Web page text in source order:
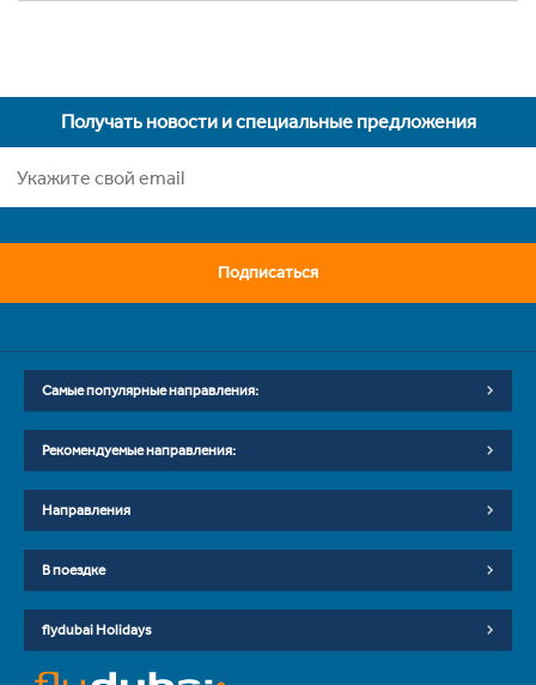
Получать новости и специальные предложения
Подписаться
Самые популярные направления:
Рекомендуемые направления:
Направления
В поездке
flydubai Holidays